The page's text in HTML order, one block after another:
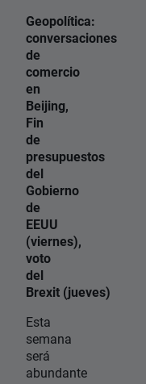
Geopolítica:
conversaciones
de
comercio
en
Beijing,
Fin
de
presupuestos
del
Gobierno
de
EEUU
(viernes),
voto
del
Brexit (jueves)
Esta
semana
será
abundante